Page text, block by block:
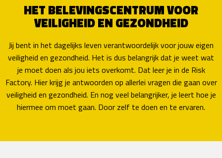
HET BELEVINGSCENTRUM VOOR
VEILIGHEID EN GEZONDHEID
Jij bent in het dagelijks leven verantwoordelijk voor jouw eigen
veiligheid en gezondheid. Het is dus belangrijk dat je weet wat
je moet doen als jou iets overkomt. Dat leer je in de Risk
Factory. Hier krijg je antwoorden op allerlei vragen die gaan over
veiligheid en gezondheid. En nog veel belangrijker, je leert hoe je
hiermee om moet gaan. Door zelf te doen en te ervaren.